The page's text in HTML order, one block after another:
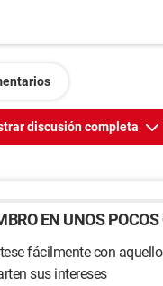
discusión completa
EN UNOS POCOS
fácilmente con
sus intereses